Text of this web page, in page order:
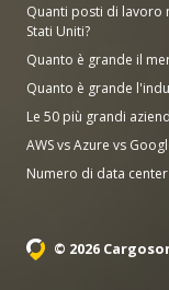
Quanti posti di lavoro
Stati Uniti?
Quanto è grande il
Quanto è grande
Le 50 più grandi
AWS vs Azure vs
Numero di data
© 2026